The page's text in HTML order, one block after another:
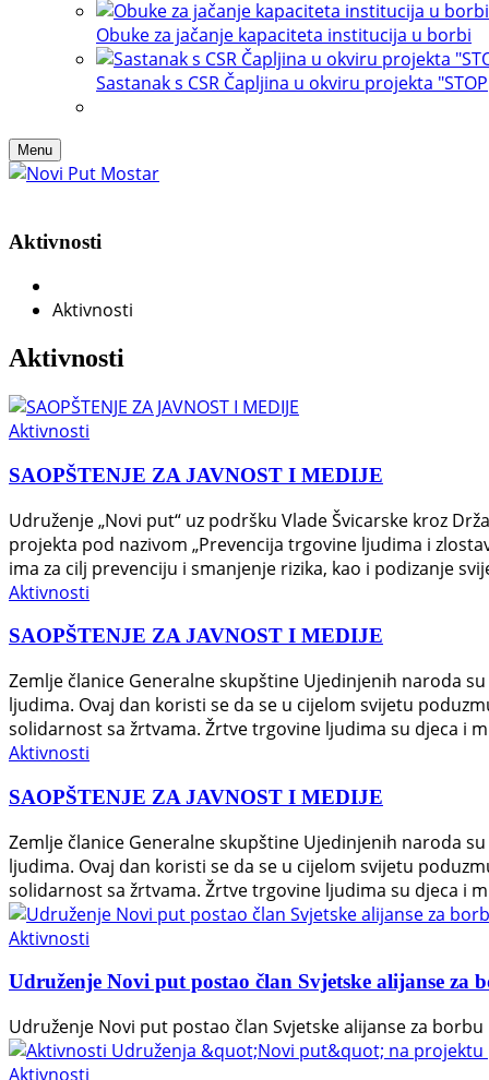
Obuke za jačanje kapaciteta institucija u borbi
Sastanak s CSR Čapljina u okviru projekta "STOP
Menu
Aktivnosti
Aktivnosti
Aktivnosti
Aktivnosti
SAOPŠTENJE ZA JAVNOST I MEDIJE
Udruženje „Novi put“ uz podršku Vlade Švicarske kroz
projekta pod nazivom „Prevencija trgovine ljudima i
ima za cilj prevenciju i smanjenje rizika, kao i podizanje
Aktivnosti
SAOPŠTENJE ZA JAVNOST I MEDIJE
Zemlje članice Generalne skupštine Ujedinjenih naroda
ljudima. Ovaj dan koristi se da se u cijelom svijetu
solidarnost sa žrtvama. Žrtve trgovine ljudima su djeca i
Aktivnosti
SAOPŠTENJE ZA JAVNOST I MEDIJE
Zemlje članice Generalne skupštine Ujedinjenih naroda
ljudima. Ovaj dan koristi se da se u cijelom svijetu
solidarnost sa žrtvama. Žrtve trgovine ljudima su djeca i
Aktivnosti
Udruženje Novi put postao član Svjetske alijanse
Udruženje Novi put postao član Svjetske alijanse za
Aktivnosti